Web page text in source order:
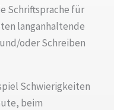
Schriftsprache für
langanhaltende
und/oder Schreiben
Schwierigkeiten
beim